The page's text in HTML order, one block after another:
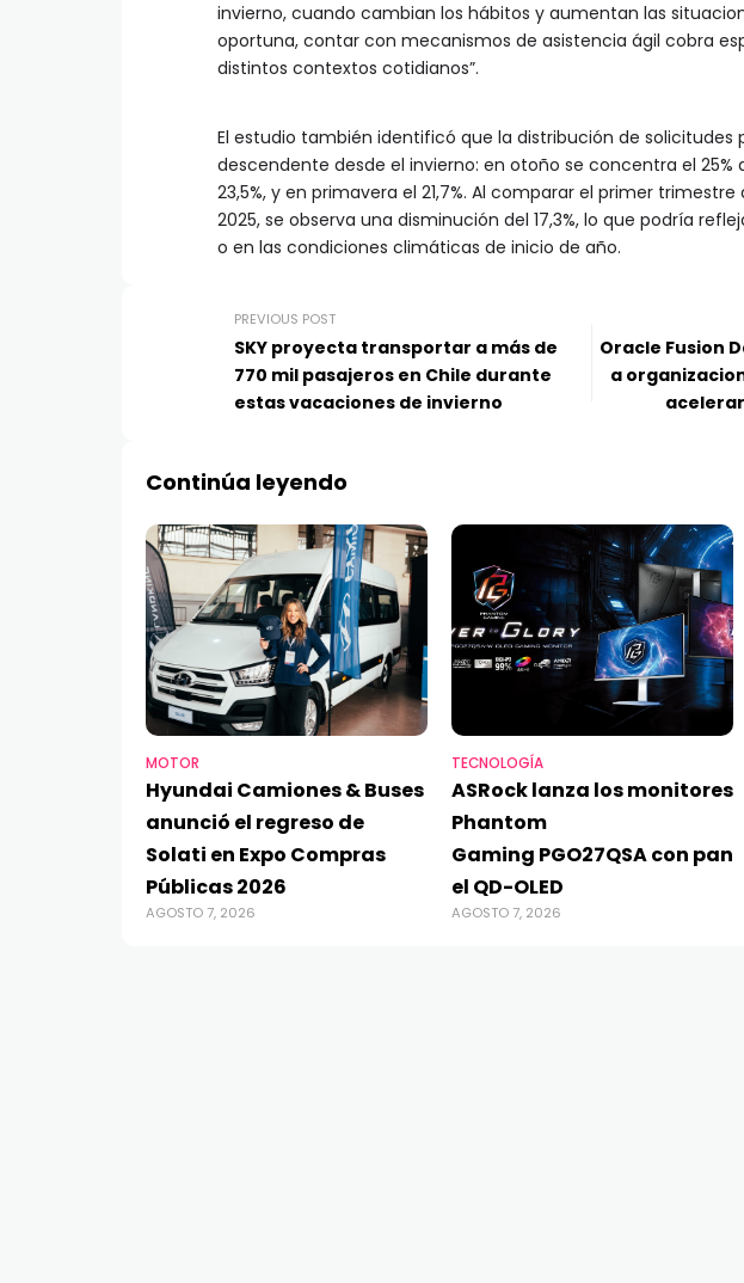
invierno, cuando cambian los hábitos y aumentan las
oportuna, contar con mecanismos de asistencia ágil cobra
distintos contextos cotidianos”.
El estudio también identificó que la distribución de
descendente desde el invierno: en otoño se concentra el 25%
23,5%, y en primavera el 21,7%. Al comparar el primer
2025, se observa una disminución del 17,3%, lo que podría
o en las condiciones climáticas de inicio de año.
PREVIOUS POST
SKY proyecta transportar a más de
770 mil pasajeros en Chile durante
estas vacaciones de invierno
Oracle Fusion
a
Continúa leyendo
MOTOR
Hyundai Camiones & Buses
anunció el regreso de
Solati en Expo Compras
Públicas 2026
AGOSTO 7, 2026
TECNOLOGÍA
ASRock lanza los monitores
Phantom
Gaming PGO27QSA con pan
el QD-OLED
AGOSTO 7, 2026